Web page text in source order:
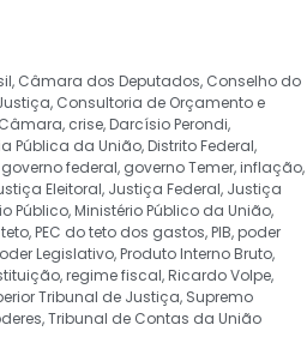
, Câmara dos Deputados, Conselho do
, Consultoria de Orçamento e
, crise,Darcísio Perondi,
Pública da União,Distrito Federal,
governo federal, governo Temer,inflação,
Eleitoral, Justiça Federal, Justiça
Público,Ministério Público da União,
teto,PEC do teto dos gastos,PIB,poder
Legislativo,Produto Interno Bruto,
,regime fiscal,Ricardo Volpe,
Tribunal de Justiça, Supremo
,Tribunal de Contas da União